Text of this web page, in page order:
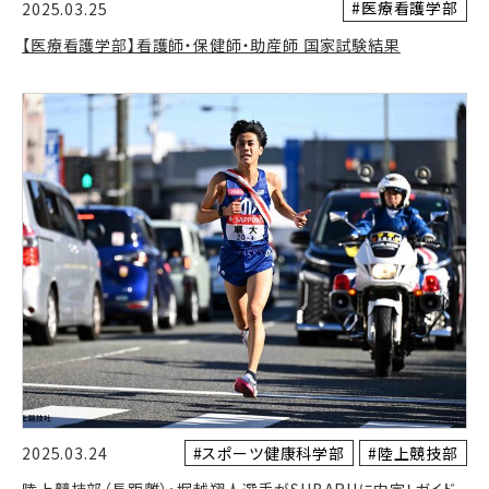
2025.03.25
#医療看護学部
【医療看護学部】看護師・保健師・助産師 国家試験結果
2025.03.24 #スポーツ健康科学部
#陸上競技部